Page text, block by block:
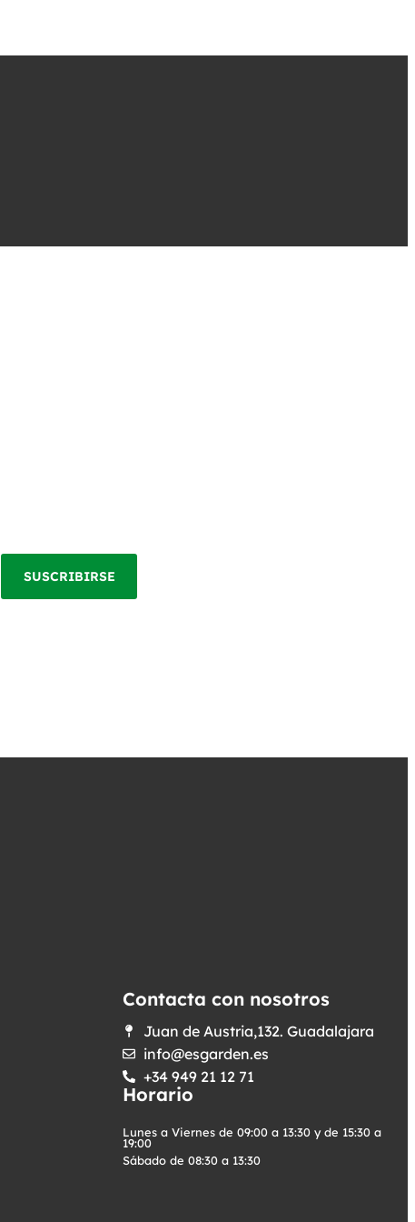
SUSCRIBIRSE
Contacta con nosotros
Juan de Austria,132. Guadalajara
info@esgarden.es
+34 949 21 12 71
Horario
Lunes a Viernes de 09:00 a 13:30 y de 15:30 a
19:00
Sábado de 08:30 a 13:30